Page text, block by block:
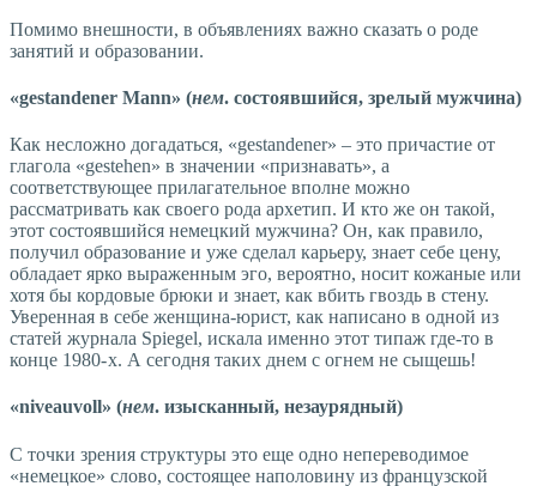
Помимо внешности, в объявлениях важно сказать о роде
занятий и образовании.
«gestandener Mann» (нем. состоявшийся, зрелый мужчина)
Как несложно догадаться, «gestandener» – это причастие от
глагола «gestehen» в значении «признавать», а
соответствующее прилагательное вполне можно
рассматривать как своего рода архетип. И кто же он такой,
этот состоявшийся немецкий мужчина? Он, как правило,
получил образование и уже сделал карьеру, знает себе цену,
обладает ярко выраженным эго, вероятно, носит кожаные или
хотя бы кордовые брюки и знает, как вбить гвоздь в стену.
Уверенная в себе женщина-юрист, как написано в одной из
статей журнала Spiegel, искала именно этот типаж где-то в
конце 1980- х. А сегодня таких днем с огнем не сыщешь!
«niveauvoll» (нем. изысканный, незаурядный)
С точки зрения структуры это еще одно непереводимое
«немецкое» слово, состоящее наполовину из французской